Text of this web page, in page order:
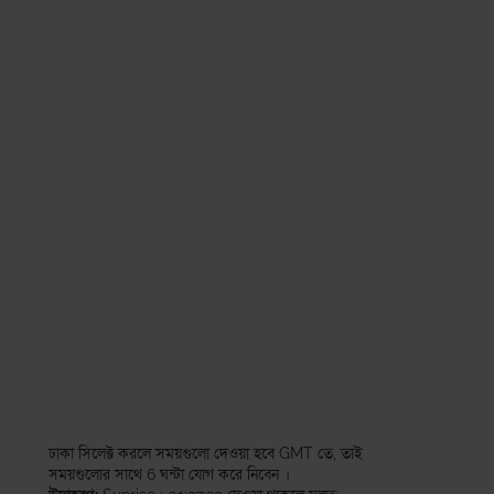
ঢাকা সিলেক্ট করলে সময়গুলো দেওয়া হবে GMT তে, তাই
সময়গুলোর সাথে 6 ঘন্টা যোগ করে নিবেন ।